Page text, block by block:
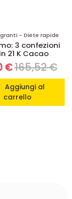
- Diete rapide
3 confezioni
21 K Cacao
€165,52 €
carrello